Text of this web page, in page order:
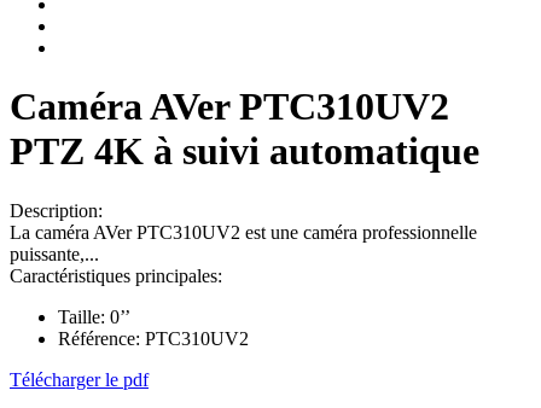
Caméra AVer PTC310UV2
PTZ 4K à suivi automatique
Description:
La caméra AVer PTC310UV2 est une caméra professionnelle
puissante,...
Caractéristiques principales:
Taille: 0’’
Référence: PTC310UV2
Télécharger le pdf